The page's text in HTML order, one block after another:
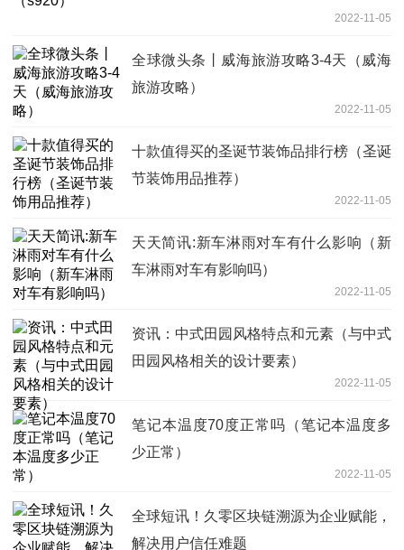
2022-11-05
全球微头条丨威海旅游攻略3-4天（威海
旅游攻略）
2022-11-05
十款值得买的圣诞节装饰品排行榜（圣诞
节装饰用品推荐）
2022-11-05
天天简讯:新车淋雨对车有什么影响（新
车淋雨对车有影响吗）
2022-11-05
资讯：中式田园风格特点和元素（与中式
田园风格相关的设计要素）
2022-11-05
笔记本温度70度正常吗（笔记本温度多
少正常）
2022-11-05
全球短讯！久零区块链溯源为企业赋能，
解决用户信任难题